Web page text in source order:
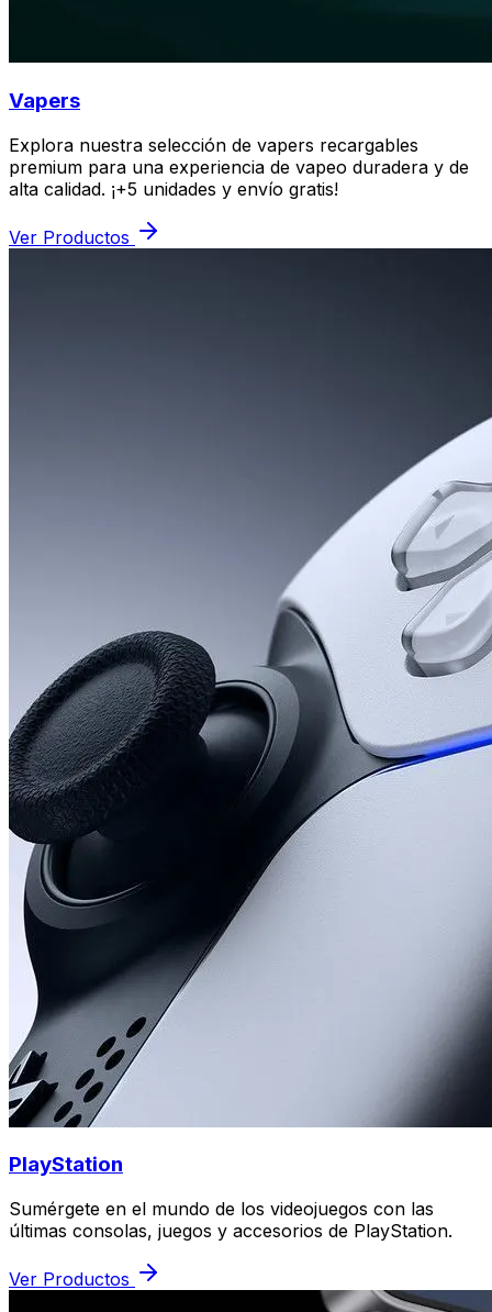
Vapers
Explora nuestra selección de vapers recargables
premium para una experiencia de vapeo duradera y de
alta calidad. ¡+5 unidades y envío gratis!
Ver Productos
PlayStation
Sumérgete en el mundo de los videojuegos con las
últimas consolas, juegos y accesorios de PlayStation.
Ver Productos